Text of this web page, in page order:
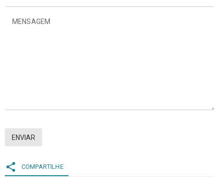
MENSAGEM
ENVIAR
share COMPARTILHE